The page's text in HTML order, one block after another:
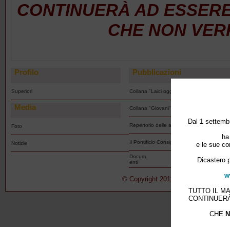
CONTINUERÀ AD
CHE NON
Profilo
Superiori
Media
Foto
Notizie
Pubblicazioni
Collana "Laici oggi"
Collana "Giovani"
Repertorio delle associazioni
Il Pontificio Consiglio per i Laici
Docum
enti
© Copyright 2011-2015 Pontificio
Dal 1
e le sue
Dicastero
TUTTO IL
CHE